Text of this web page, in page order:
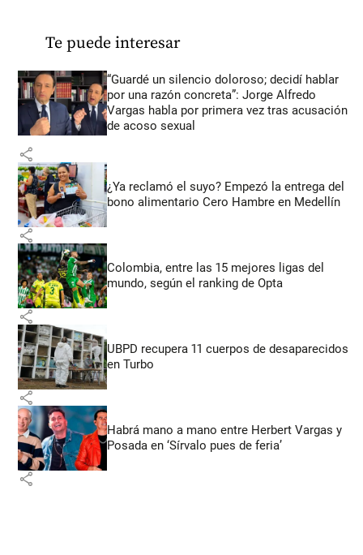
Te puede interesar
“Guardé un silencio doloroso; decidí hablar
por una razón concreta”: Jorge Alfredo
Vargas habla por primera vez tras acusación
de acoso sexual
share
¿Ya reclamó el suyo? Empezó la entrega del
bono alimentario Cero Hambre en Medellín
share
Colombia, entre las 15 mejores ligas del
mundo, según el ranking de Opta
share
UBPD recupera 11 cuerpos de desaparecidos
en Turbo
share
Habrá mano a mano entre Herbert Vargas y
Posada en ‘Sírvalo pues de feria’
share